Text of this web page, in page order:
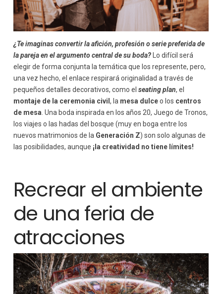
¿Te imaginas convertir la afición, profesión o serie preferida de
la pareja en el argumento central de su boda?Lo difícil será
elegir de forma conjunta la temática que los represente, pero,
una vez hecho, el enlace respirará originalidad a través de
pequeños detalles decorativos, como el seating plan, el
montaje de la ceremonia civil , la mesa dulceo los centros
de mesa . Una boda inspirada en los años 20, Juego de Tronos,
los viajes o las hadas del bosque (muy en boga entre los
nuevos matrimonios de la Generación Z) son solo algunas de
las posibilidades, aunque ¡la creatividad no tiene límites!
Recrear el ambiente
de una feria de
atracciones